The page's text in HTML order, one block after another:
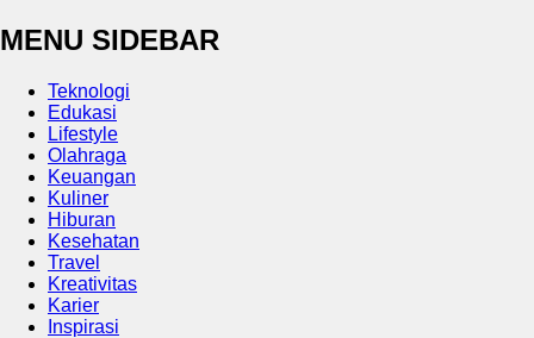
MENU SIDEBAR
Teknologi
Edukasi
Lifestyle
Olahraga
Keuangan
Kuliner
Hiburan
Kesehatan
Travel
Kreativitas
Karier
Inspirasi